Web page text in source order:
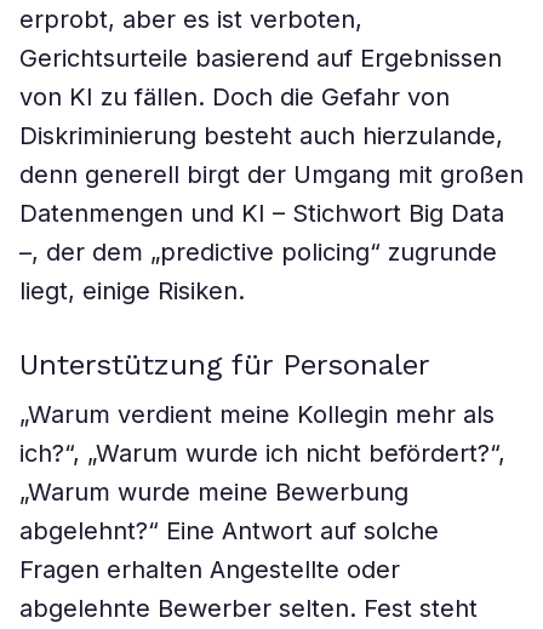
erprobt, aber es ist verboten,
Gerichtsurteile basierend auf Ergebnissen
von KI zu fällen. Doch die Gefahr von
Diskriminierung besteht auch hierzulande,
denn generell birgt der Umgang mit großen
Datenmengen und KI – Stichwort Big Data
–, der dem „predictive policing“ zugrunde
liegt, einige Risiken.
Unterstützung für Personaler
„Warum verdient meine Kollegin mehr als
ich?“, „Warum wurde ich nicht befördert?“,
„Warum wurde meine Bewerbung
abgelehnt?“ Eine Antwort auf solche
Fragen erhalten Angestellte oder
abgelehnte Bewerber selten. Fest steht